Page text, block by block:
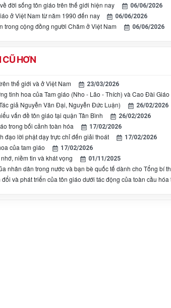
đời sống tôn giáo trên thế giới hiện nay 06/06/2026
ở Việt Nam từ năm 1990 đến nay 06/06/2026
trong cộng đồng người Chăm ở Việt Nam 06/06/2026
CŨ HƠN
thế giới và ở Việt Nam 23/03/2026
tinh hoa của Tam giáo (Nho - Lão - Thích) và Cao Đài
giả Nguyễn Văn Đại, Nguyễn Đức Luận) 26/02/2026
vấn đề tôn giáo tại quận Tân Bình 26/02/2026
trong bối cảnh toàn hóa 17/02/2026
đạo lời phật dạy trực chỉ đến giải thoát 17/02/2026
của tam giáo 17/02/2026
niềm tin và khát vọng 01/11/2025
nhân dân trong nước và bạn bè quốc tế dành cho Tổng bí
và phát triển của tôn giáo dưới tác động của toàn cầu